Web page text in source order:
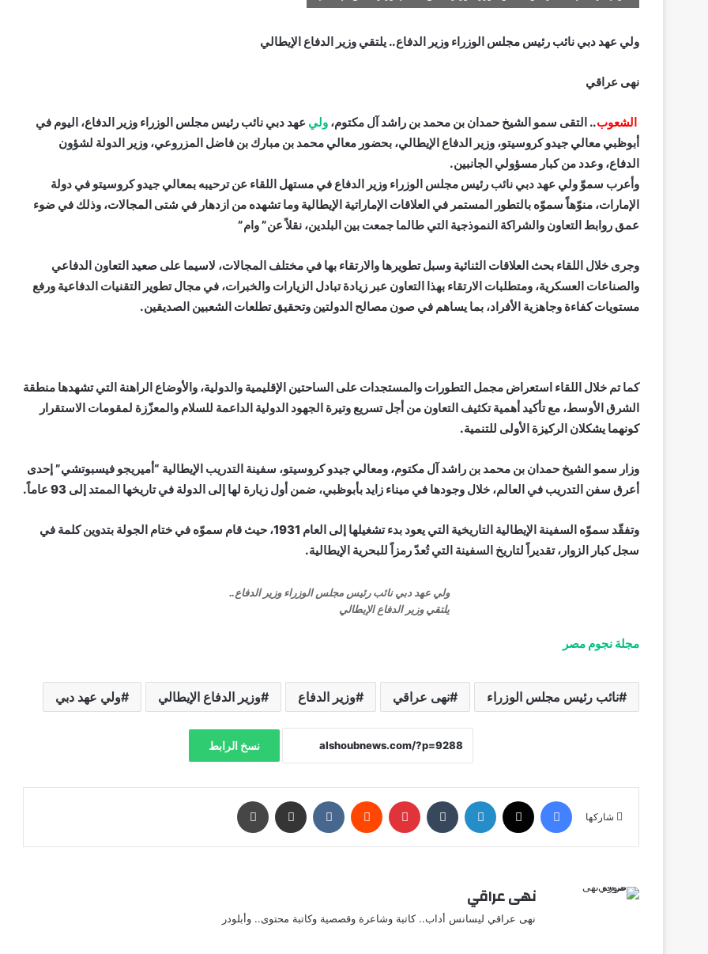
ولي عهد دبي نائب رئيس مجلس الوزراء وزير الدفاع.. يلتقي وزير الدفاع الإيطالي
نهى عراقي
الشعوب.. التقى سمو الشيخ حمدان بن محمد بن راشد آل مكتوم، ولي عهد دبي نائب رئيس مجلس الوزراء وزير الدفاع، اليوم في
أبوظبي معالي جيدو كروسيتو، وزير الدفاع الإيطالي، بحضور معالي محمد بن مبارك بن فاضل المزروعي، وزير الدولة لشؤون
الدفاع، وعدد من كبار مسؤولي الجانبين.
وأعرب سموّ ولي عهد دبي نائب رئيس مجلس الوزراء وزير الدفاع في مستهل اللقاء عن ترحيبه بمعالي جيدو كروسيتو في دولة
الإمارات، منوّهاً سموّه بالتطور المستمر في العلاقات الإماراتية الإيطالية وما تشهده من ازدهار في شتى المجالات، وذلك في ضوء
عمق روابط التعاون والشراكة النموذجية التي طالما جمعت بين البلدين، نقلاً عن” وام”
وجرى خلال اللقاء بحث العلاقات الثنائية وسبل تطويرها والارتقاء بها في مختلف المجالات، لاسيما على صعيد التعاون الدفاعي
والصناعات العسكرية، ومتطلبات الارتقاء بهذا التعاون عبر زيادة تبادل الزيارات والخبرات، في مجال تطوير التقنيات الدفاعية ورفع
مستويات كفاءة وجاهزية الأفراد، بما يساهم في صون مصالح الدولتين وتحقيق تطلعات الشعبين الصديقين.
كما تم خلال اللقاء استعراض مجمل التطورات والمستجدات على الساحتين الإقليمية والدولية، والأوضاع الراهنة التي تشهدها منطقة
الشرق الأوسط، مع تأكيد أهمية تكثيف التعاون من أجل تسريع وتيرة الجهود الدولية الداعمة للسلام والمعزّزة لمقومات الاستقرار
كونهما يشكلان الركيزة الأولى للتنمية.
وزار سمو الشيخ حمدان بن محمد بن راشد آل مكتوم، ومعالي جيدو كروسيتو، سفينة التدريب الإيطالية “أميريجو فيسبوتشي” إحدى
أعرق سفن التدريب في العالم، خلال وجودها في ميناء زايد بأبوظبي، ضمن أول زيارة لها إلى الدولة في تاريخها الممتد إلى 93 عاماً.
وتفقّد سموّه السفينة الإيطالية التاريخية التي يعود بدء تشغيلها إلى العام 1931، حيث قام سموّه في ختام الجولة بتدوين كلمة في
سجل كبار الزوار، تقديراً لتاريخ السفينة التي تُعدّ رمزاً للبحرية الإيطالية.
ولي عهد دبي نائب رئيس مجلس الوزراء وزير الدفاع..
يلتقي وزير الدفاع الإيطالي
مجلة نجوم مصر
نائب رئيس مجلس الوزراء نهى عراقي وزير الدفاع وزير الدفاع الإيطالي ولي عهد دبي
نسخ الرابط
شاركها
نهى عراقي
نهى عراقي ليسانس أداب.. كاتبة وشاعرة وقصصية وكاتبة محتوى.. وأبلودر